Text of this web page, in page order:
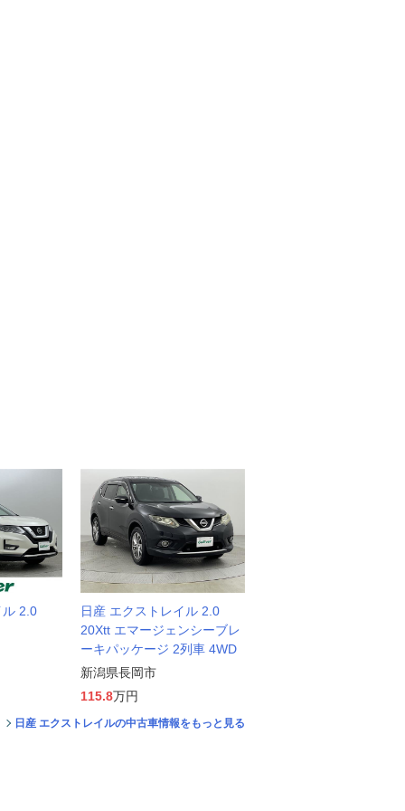
ル 2.0
日産 エクストレイル 2.0
20Xtt エマージェンシーブレ
ーキパッケージ 2列車 4WD
新潟県長岡市
115.8万円
日産 エクストレイルの中古車情報をもっと見る